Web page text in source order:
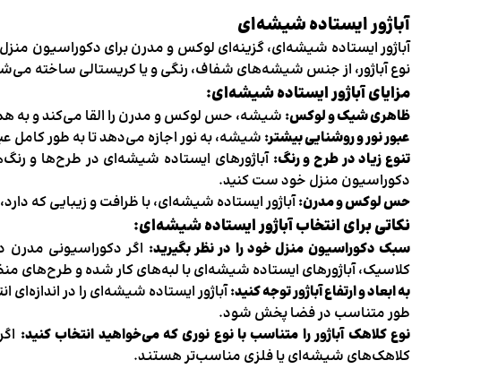
آباژور ایستاده شیشه‌ای
آباژور ایستاده شیشه‌ای، گزینه‌ای لوکس و مدرن برای دکوراسیون
نوع آباژور، از جنس شیشه‌های شفاف، رنگی و یا کریستالی ساخته
مزایای آباژور ایستاده شیشه‌ای:
ظاهری شیک و لوکس: شیشه، حس لوکس و مدرن را القا می‌کند و به
عبور نور و روشنایی بیشتر: شیشه، به نور اجازه می‌دهد تا به طور کامل
تنوع زیاد در طرح و رنگ: آباژورهای ایستاده شیشه‌ای در طرح‌ها و
دکوراسیون منزل خود ست کنید.
حس لوکس و مدرن:آباژور ایستاده شیشه‌ای، با ظرافت و زیبایی که
نکاتی برای انتخاب آباژور ایستاده شیشه‌ای:
سبک دکوراسیون منزل خود را در نظر بگیرید: اگر دکوراسیونی مدرن
کلاسیک، آباژورهای ایستاده شیشه‌ای با لبه‌های کار شده و طرح‌های
به ابعاد و ارتفاع آباژور توجه کنید:آباژور ایستاده شیشه‌ای را در
طور متناسب در فضا پخش شود.
نوع کلاهک آباژور را متناسب با نوع نوری که می‌خواهید انتخاب کنید:
کلاهک‌های شیشه‌ای یا فلزی مناسب‌تر هستند.